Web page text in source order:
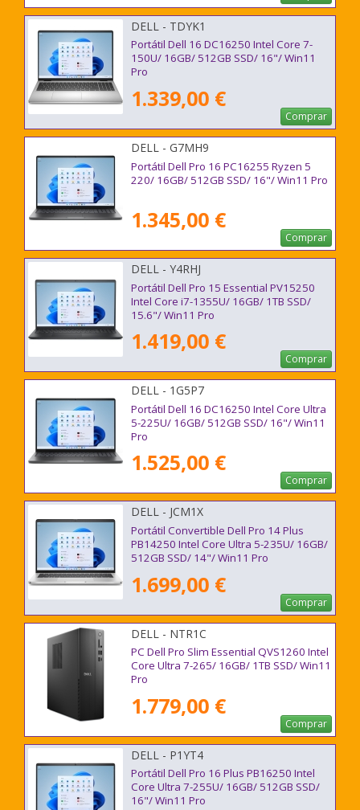
DELL - TDYK1
Portátil Dell 16 DC16250 Intel Core 7-
150U/ 16GB/ 512GB SSD/ 16"/ Win11
Pro
1.339,00 €
Comprar
DELL - G7MH9
Portátil Dell Pro 16 PC16255 Ryzen 5
220/ 16GB/ 512GB SSD/ 16"/ Win11 Pro
1.345,00 €
Comprar
DELL - Y4RHJ
Portátil Dell Pro 15 Essential PV15250
Intel Core i7-1355U/ 16GB/ 1TB SSD/
15.6"/ Win11 Pro
1.419,00 €
Comprar
DELL - 1G5P7
Portátil Dell 16 DC16250 Intel Core Ultra
5-225U/ 16GB/ 512GB SSD/ 16"/ Win11
Pro
1.525,00 €
Comprar
DELL - JCM1X
Portátil Convertible Dell Pro 14 Plus
PB14250 Intel Core Ultra 5-235U/ 16GB/
512GB SSD/ 14"/ Win11 Pro
1.699,00 €
Comprar
DELL - NTR1C
PC Dell Pro Slim Essential QVS1260 Intel
Core Ultra 7-265/ 16GB/ 1TB SSD/ Win11
Pro
1.779,00 €
Comprar
DELL - P1YT4
Portátil Dell Pro 16 Plus PB16250 Intel
Core Ultra 7-255U/ 16GB/ 512GB SSD/
16"/ Win11 Pro